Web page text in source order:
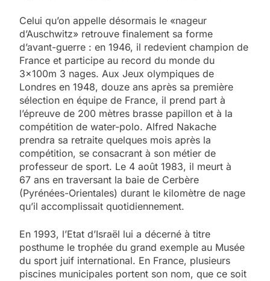
Celui qu’on appelle désormais le «nageur
d’Auschwitz» retrouve finalement sa forme
d’avant-guerre : en 1946, il redevient champion de
France et participe au record du monde du
3x100m 3 nages. Aux Jeux olympiques de
Londres en 1948, douze ans après sa première
sélection en équipe de France, il prend part à
l’épreuve de 200 mètres brasse papillon et à la
compétition de water-polo. Alfred Nakache
prendra sa retraite quelques mois après la
compétition, se consacrant à son métier de
professeur de sport. Le 4 août 1983, il meurt à
67 ans en traversant la baie de Cerbère
(Pyrénées-Orientales) durant le kilomètre de nage
qu’il accomplissait quotidiennement.
En 1993, l’Etat d’Israël lui a décerné à titre
posthume le trophée du grand exemple au Musée
du sport juif international. En France, plusieurs
piscines municipales portent son nom, que ce soit